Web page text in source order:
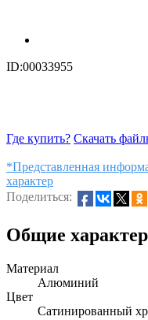
ID:00033955
Где купить? Скачать
*Представленная
характер
Поделиться:
Общие
Материал
Алюминий
Цвет
Сатинированный